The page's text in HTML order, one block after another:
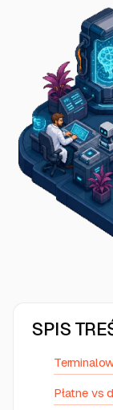
SPIS
Płatne vs